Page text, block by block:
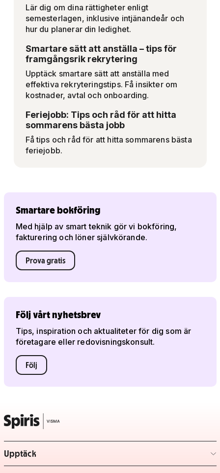
Lär dig om dina rättigheter enligt
semesterlagen, inklusive intjänandeår och
hur du planerar din ledighet.
Smartare sätt att anställa – tips för
framgångsrik rekrytering
Upptäck smartare sätt att anställa med
effektiva rekryteringstips. Få insikter om
kostnader, avtal och onboarding.
Feriejobb: Tips och råd för att hitta
sommarens bästa jobb
Få tips och råd för att hitta sommarens bästa
feriejobb.
Smartare bokföring
Med hjälp av smart teknik gör vi bokföring,
fakturering och löner självkörande.
Prova gratis
Följ vårt nyhetsbrev
Tips, inspiration och aktualiteter för dig som är
företagare eller redovisningskonsult.
Följ
Upptäck
– klicka för att expandera lista